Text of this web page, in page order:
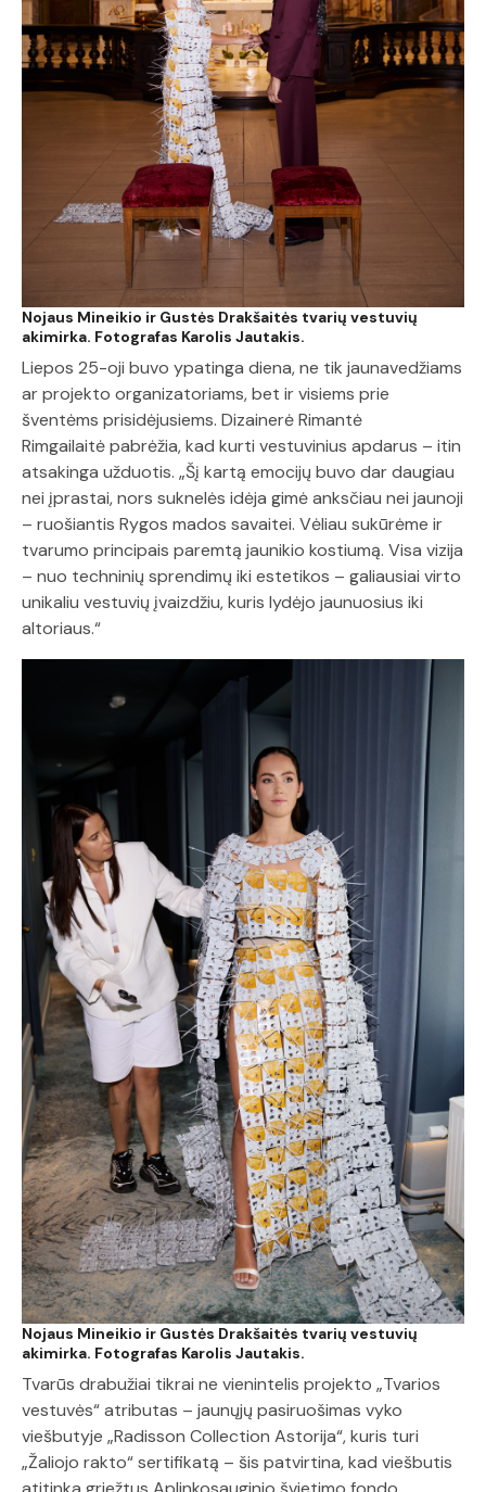
Nojaus Mineikio ir Gustės Drakšaitės tvarių vestuvių
akimirka. Fotografas Karolis Jautakis.
Liepos 25-oji buvo ypatinga diena, ne tik jaunavedžiams
ar projekto organizatoriams, bet ir visiems prie
šventėms prisidėjusiems. Dizainerė Rimantė
Rimgailaitė pabrėžia, kad kurti vestuvinius apdarus – itin
atsakinga užduotis. „Šį kartą emocijų buvo dar daugiau
nei įprastai, nors suknelės idėja gimė anksčiau nei jaunoji
– ruošiantis Rygos mados savaitei. Vėliau sukūrėme ir
tvarumo principais paremtą jaunikio kostiumą. Visa vizija
– nuo techninių sprendimų iki estetikos – galiausiai virto
unikaliu vestuvių įvaizdžiu, kuris lydėjo jaunuosius iki
altoriaus.“
Nojaus Mineikio ir Gustės Drakšaitės tvarių vestuvių
akimirka. Fotografas Karolis Jautakis.
Tvarūs drabužiai tikrai ne vienintelis projekto „Tvarios
vestuvės“ atributas – jaunųjų pasiruošimas vyko
viešbutyje „Radisson Collection Astorija“, kuris turi
„Žaliojo rakto“ sertifikatą – šis patvirtina, kad viešbutis